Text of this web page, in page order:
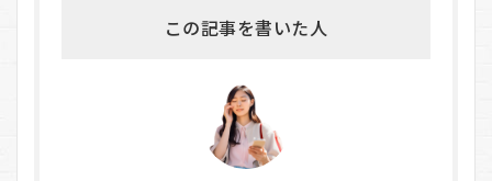
この記事を書いた人